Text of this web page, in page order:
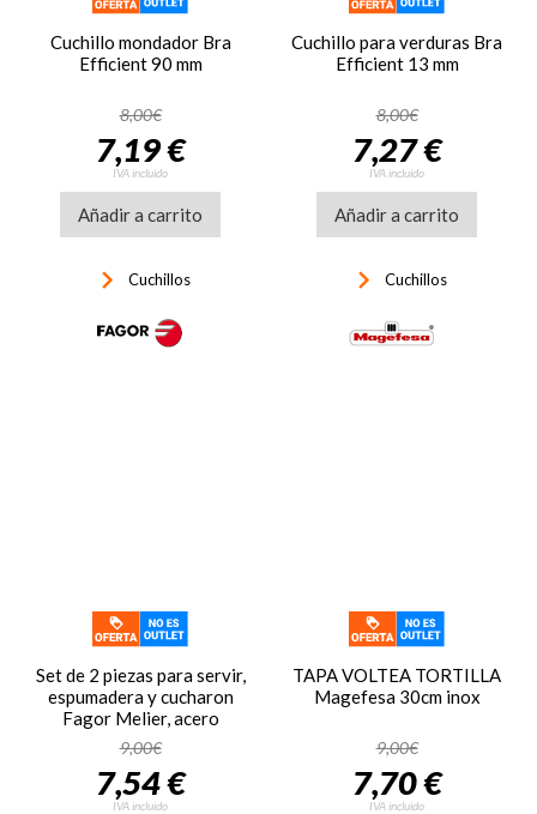
Cuchillo mondador Bra
Efficient 90 mm
8,00€
7,19 €
IVA incluido
Añadir a carrito
keyboard_arrow_right Cuchillos
Cuchillo para verduras Bra
Efficient 13 mm
8,00€
7,27 €
IVA incluido
Añadir a carrito
keyboard_arrow_right Cuchillos
Set de 2 piezas para servir,
espumadera y cucharon
Fagor Melier, acero
inoxidable 18/10 y silicona,
resistente altas
temperaturas
9,00€
7,54 €
IVA incluido
TAPA VOLTEA TORTILLA
Magefesa 30cm inox
9,00€
7,70 €
IVA incluido